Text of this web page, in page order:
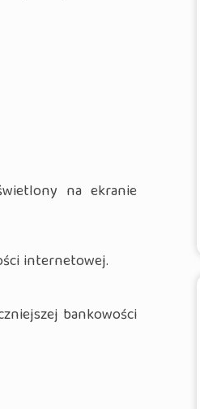
na ekranie
internetowej.
bankowości